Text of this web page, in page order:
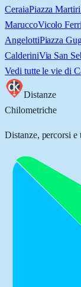
CeraiaPiazza
MaruccoVicolo
AngelottiPiazza
CalderiniVia San
Vedi tutte le vie di
Distanze
Chilometriche
Distanze, percorsi